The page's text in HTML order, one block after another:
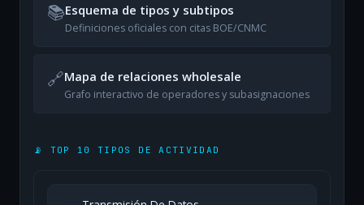
📚Esquema de tipos y subtipos
Definiciones oficiales con citas BOE/CNMC
🔗Mapa de relaciones wholesale
Grafo interactivo de operadores y subasignaciones
📡 TOP 10 TIPOS DE ACTIVIDAD